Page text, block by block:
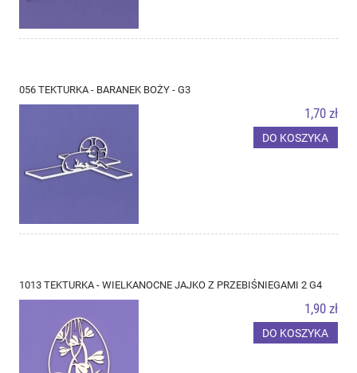
056 TEKTURKA - BARANEK BOŻY - G3
1,70 zł
DO KOSZYKA
1013 TEKTURKA - WIELKANOCNE JAJKO Z PRZEBIŚNIEGAMI 2 G4
1,90 zł
DO KOSZYKA